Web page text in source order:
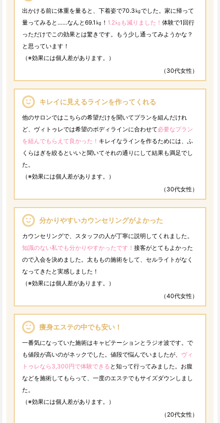
出かける前に体重を量ると、下着姿で70.3㎏でした。家に帰って
量ってみると……なんと69.1㎏！ 1.2㎏も減りました！ 体験で1回行
っただけでこの効果とは驚きです。もう少し通ってみようかな？
と思っています！
（※効果には個人差があります。）
（30代女性）
キレイに見えるラインを作ってくれる
他のサロンではこちらの希望だけを聞いてプランを組んだけれ
ど、ヴィトゥレでは希望のボディラインに合わせて必要なプラン
を組んでもらえて良かった！ キレイなラインを作るためには、ふ
くらはぎを絞るといいと聞いてそれの通りにして結果も満足でし
た。
（※効果には個人差があります。）
（30代女性）
分かりやすいカウンセリングがよかった
カウンセリングで、スタッフの人が丁寧に説明してくれました。
知識のない私でも分かりやすかったです！ 接客がとてもよかった
ので入会を決めました。太ももの施術をして、セルライトがなく
なってきたと実感しました！
（※効果には個人差があります。）
（40代女性）
痩身エステの中でも安い！
一番気になっていた施術はキャビテーションとラジオ波です。で
も値段が高いのがネックでした。値段で悩んでいましたが、 ヴィ
トゥレなら3,300円で体験できる と知って行ってみました。お腹
などを施術してもらって、一度のエステでもサイズダウンしまし
た。
（※効果には個人差があります。）
（20代女性）